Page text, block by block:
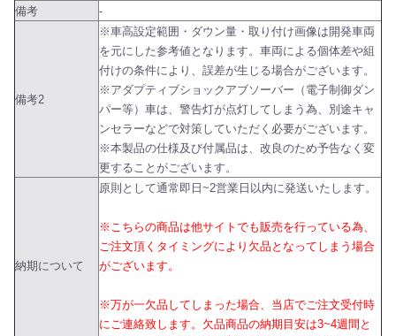
備考
-
備考2
※車高設定範囲・ダウン量・取り付け画像は開発車両
を元にした参考値となります。車両による個体差や組
付けの条件により、誤差が生じる場合がございます。
※アダプティブショックアブソーバー（電子制御ダン
パー等）車は、警告灯が点灯してしまう為、別途キャ
ンセラーなどで対策していただく必要がございます。
※本製品の仕様及び付属品は、改良のため予告なく変
更することがございます。
納期について
原則として通常即日~2営業日以内に発送いたします。
※こちらの商品は他サイトでも販売を行っている為、
ご注文頂くタイミングにより欠品となってしまう場合
がございます。
※万が一欠品してしまった場合、当店でご注文受付時
にご連絡致します。欠品商品の納期目安は3~4週間と